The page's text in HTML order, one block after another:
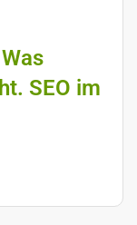
SEO im